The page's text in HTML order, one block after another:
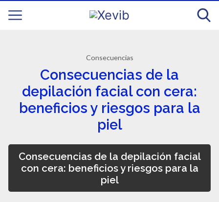
Consecuencias
Consecuencias de la
depilación facial con cera:
beneficios y riesgos para la
piel
Consecuencias de la depilación facial
con cera: beneficios y riesgos para la
piel